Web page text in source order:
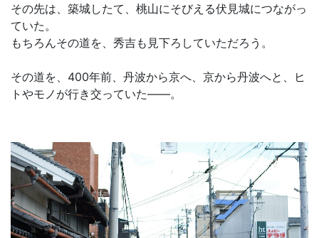
その先は、築城したて、桃山にそびえる伏見城につながっ
ていた。
もちろんその道を、秀吉も見下ろしていただろう。
その道を、400年前、丹波から京へ、京から丹波へと、ヒ
トやモノが行き交っていた――。